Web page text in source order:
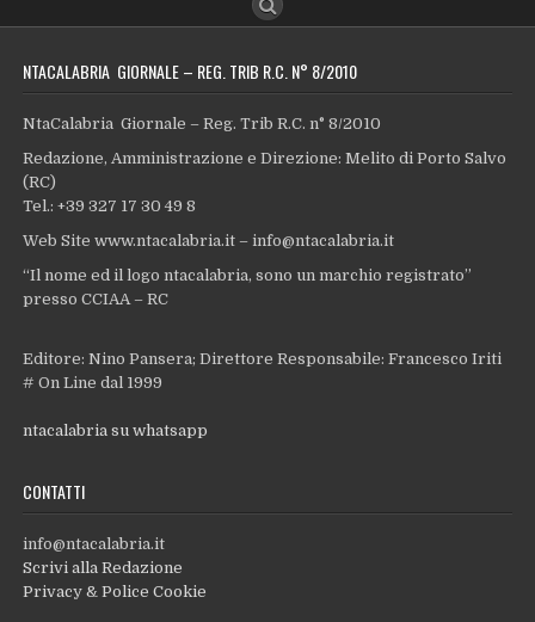
NTACALABRIA GIORNALE – REG. TRIB R.C. N° 8/2010
NtaCalabria Giornale – Reg. Trib R.C. n° 8/2010
Redazione, Amministrazione e Direzione: Melito di Porto Salvo
(RC)
Tel.: +39 327 17 30 49 8
Web Site www.ntacalabria.it – info@ntacalabria.it
“Il nome ed il logo ntacalabria, sono un marchio registrato”
presso CCIAA – RC
Editore: Nino Pansera; Direttore Responsabile: Francesco Iriti
# On Line dal 1999
ntacalabria su whatsapp
CONTATTI
info@ntacalabria.it
Scrivi alla Redazione
Privacy & Police Cookie